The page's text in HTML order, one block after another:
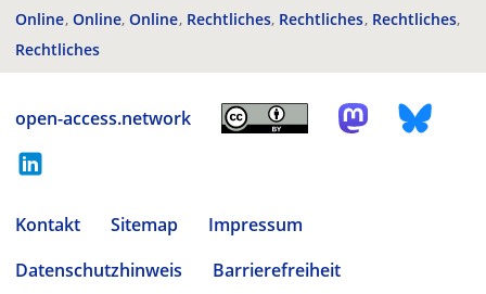
Online Online Online Rechtliches Rechtliches Rechtliches
Rechtliches
open-access.network
Kontakt Sitemap
Impressum
Datenschutzhinweis
Barrierefreiheit